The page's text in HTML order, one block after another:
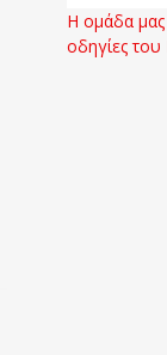
Η ομάδα μας
οδηγίες του